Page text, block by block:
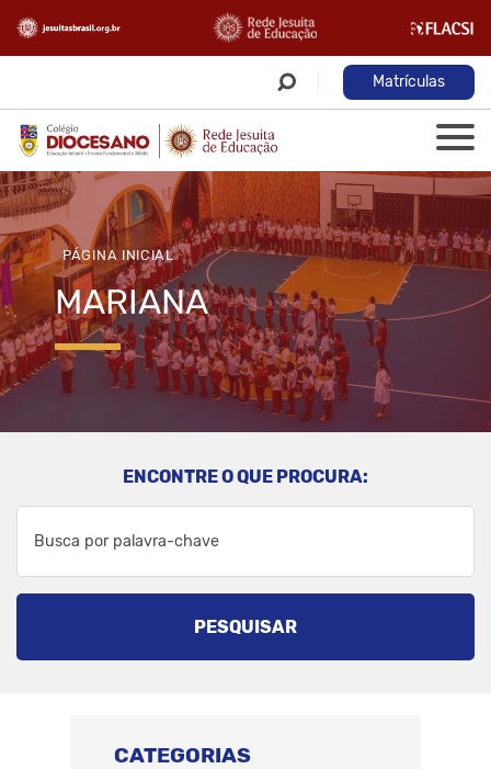
Matrículas
PÁGINA INICIAL
MARIANA
ENCONTRE O QUE PROCURA:
PESQUISAR
CATEGORIAS